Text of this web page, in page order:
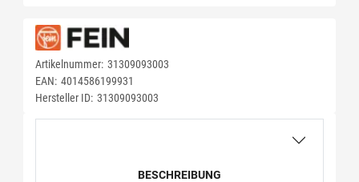
Artikelnummer: 31309093003
EAN: 4014586199931
Hersteller ID: 31309093003
BESCHREIBUNG